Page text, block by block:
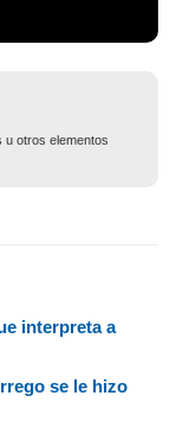
u otros elementos
interpreta a
se le hizo